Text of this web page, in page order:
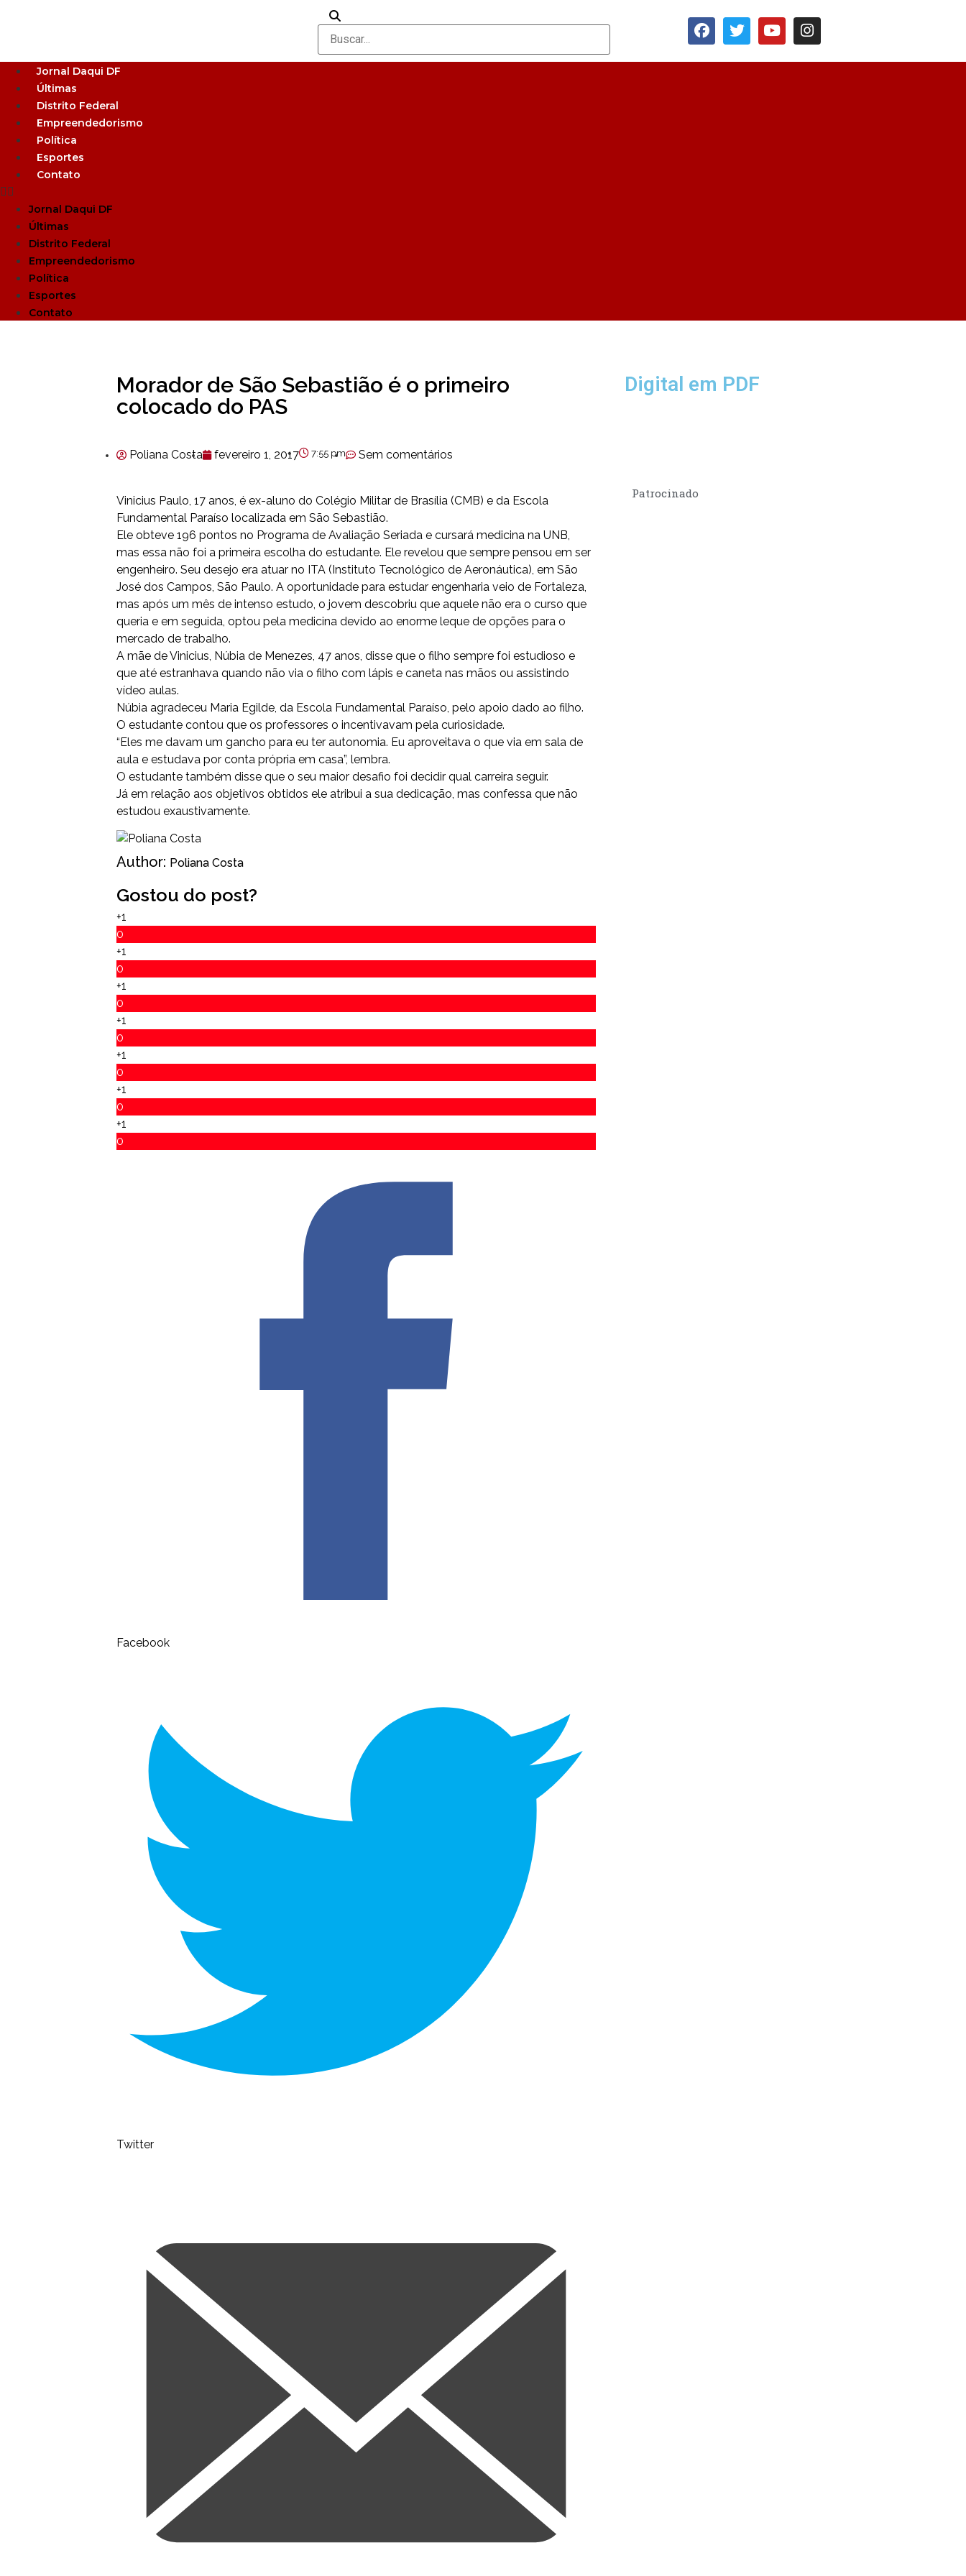
Jornal Daqui DF
Últimas
Distrito Federal
Empreendedorismo
Política
Esportes
Contato
Jornal Daqui DF
Últimas
Distrito Federal
Empreendedorismo
Política
Esportes
Contato
Morador de São Sebastião é o primeiro
colocado do PAS
Poliana Costa fevereiro 1, 2017 7:55 pm Sem comentários
Vinicius Paulo, 17 anos, é ex-aluno do Colégio Militar de Brasília (CMB) e da Escola
Fundamental Paraíso localizada em São Sebastião.
Ele obteve 196 pontos no Programa de Avaliação Seriada e cursará medicina na UNB,
mas essa não foi a primeira escolha do estudante. Ele revelou que sempre pensou em ser
engenheiro. Seu desejo era atuar no ITA (Instituto Tecnológico de Aeronáutica), em São
José dos Campos, São Paulo. A oportunidade para estudar engenharia veio de Fortaleza,
mas após um mês de intenso estudo, o jovem descobriu que aquele não era o curso que
queria e em seguida, optou pela medicina devido ao enorme leque de opções para o
mercado de trabalho.
A mãe de Vinicius, Núbia de Menezes, 47 anos, disse que o filho sempre foi estudioso e
que até estranhava quando não via o filho com lápis e caneta nas mãos ou assistindo
vídeo aulas.
Núbia agradeceu Maria Egilde, da Escola Fundamental Paraíso, pelo apoio dado ao filho.
O estudante contou que os professores o incentivavam pela curiosidade.
“Eles me davam um gancho para eu ter autonomia. Eu aproveitava o que via em sala de
aula e estudava por conta própria em casa”, lembra.
O estudante também disse que o seu maior desafio foi decidir qual carreira seguir.
Já em relação aos objetivos obtidos ele atribui a sua dedicação, mas confessa que não
estudou exaustivamente.
Author: Poliana Costa
Gostou do post?
+1
0
+1
0
+1
0
+1
0
+1
0
+1
0
+1
0
Facebook
Twitter
Digital em PDF
Patrocinado